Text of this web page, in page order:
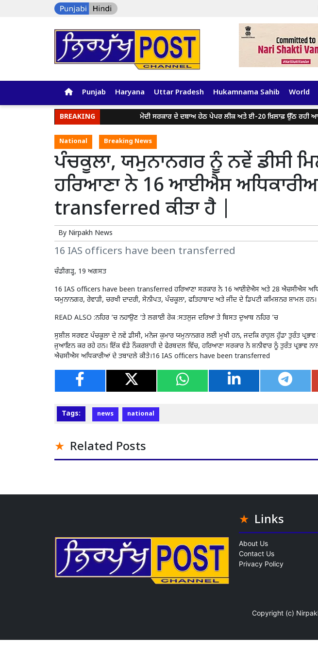
Punjab Haryana Uttar Pradesh Hukamnama Sahib World
BREAKING ਮੋਦੀ ਸਰਕਾਰ ਦੇ ਦਬਾਅ ਹੇਠ ਪੇਪਰ ਲੀਕ ਅਤੇ ਈ-20 ਖ਼ਿਲਾਫ਼ ਉੱਠ ਰਹੀ ਆਵਾਜ਼
National Breaking News
ਪੰਚਕੂਲਾ, ਯਮੁਨਾਨਗਰ ਨੂੰ ਨਵੇਂ ਡੀਸੀ
ਹਰਿਆਣਾ ਨੇ 16 ਆਈਐਸ
transferred ਕੀਤਾ ਹੈ |
By Nirpakh News
16 IAS officers have been transferred
ਚੰਡੀਗੜ੍ਹ, 19 ਅਗਸਤ
16 IAS officers have been transferred ਹਰਿਆਣਾ ਸਰਕਾਰ ਨੇ 16 ਆਈਏਐਸ ਅਤੇ 28 ਐਚਸੀਐਸ
ਯਮੁਨਾਨਗਰ, ਰੇਵਾੜੀ, ਚਰਖੀ ਦਾਦਰੀ, ਸੋਨੀਪਤ, ਪੰਚਕੂਲਾ, ਫਤਿਹਾਬਾਦ ਅਤੇ ਜੀਂਦ ਦੇ ਡਿਪਟੀ ਕਮਿਸ਼ਨਰ ਸ਼ਾਮਲ ਹਨ।
READ ALSO :ਨਹਿਰ ’ਚ ਨਹਾਉਣ ‘ਤੇ ਲਗਾਈ ਰੋਕ :ਸਤਲੁਜ ਦਰਿਆ ਤੇ ਬਿਸਤ ਦੁਆਬ ਨਹਿਰ ’ਚ
ਸੁਸ਼ੀਲ ਸਰਵਣ ਪੰਚਕੂਲਾ ਦੇ ਨਵੇਂ ਡੀਸੀ, ਮਨੋਜ ਕੁਮਾਰ ਯਮੁਨਾਨਗਰ ਲਈ ਮੁਖੀ ਹਨ, ਜਦਕਿ ਰਾਹੁਲ ਹੁੱਡਾ ਤੁਰੰਤ ਪ੍ਰਭਾਵ
ਜੁਆਇਨ ਕਰ ਰਹੇ ਹਨ। ਇੱਕ ਵੱਡੇ ਨੌਕਰਸ਼ਾਹੀ ਦੇ ਫੇਰਬਦਲ ਵਿੱਚ, ਹਰਿਆਣਾ ਸਰਕਾਰ ਨੇ ਸ਼ਨੀਵਾਰ ਨੂੰ ਤੁਰੰਤ
ਐਚਸੀਐਸ ਅਧਿਕਾਰੀਆਂ ਦੇ ਤਬਾਦਲੇ ਕੀਤੇ।16 IAS officers have been transferred
Tags: news national
Related Posts
Links
About Us
Contact Us
Privacy Policy
Copyright (c)